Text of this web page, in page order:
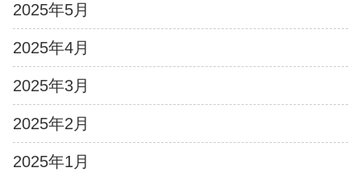
2025年5月
2025年4月
2025年3月
2025年2月
2025年1月